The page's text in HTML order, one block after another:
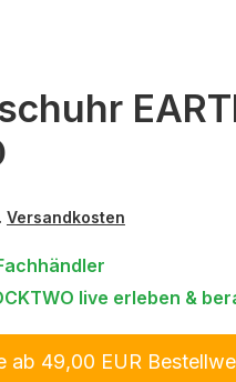
Versandkosten
live erleben &
ab 49,00 EUR